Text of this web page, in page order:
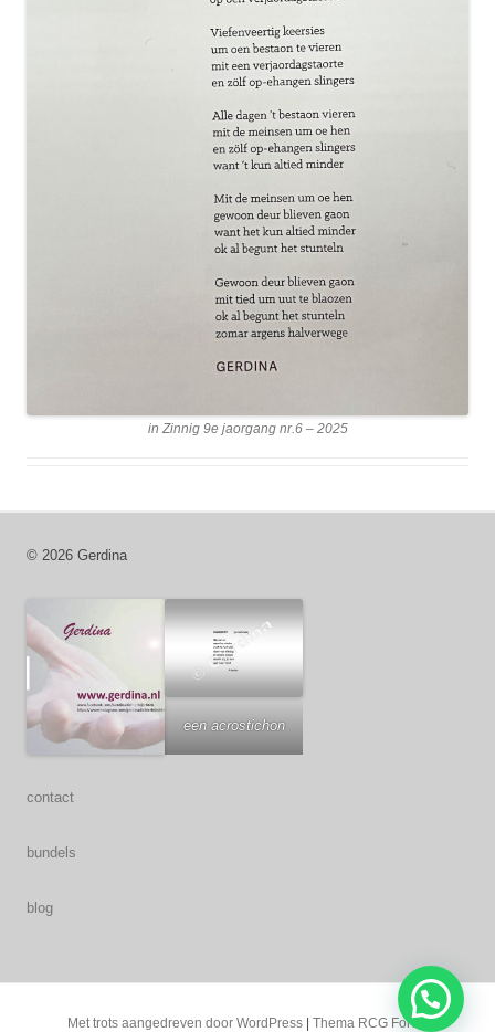
in Zinnig 9e jaorgang nr.6 – 2025
© 2026 Gerdina
een acrostichon
contact
bundels
blog
Met trots aangedreven door WordPress| Thema RCG Forest